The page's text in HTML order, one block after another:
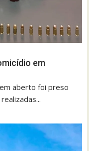
em
aberto foi preso